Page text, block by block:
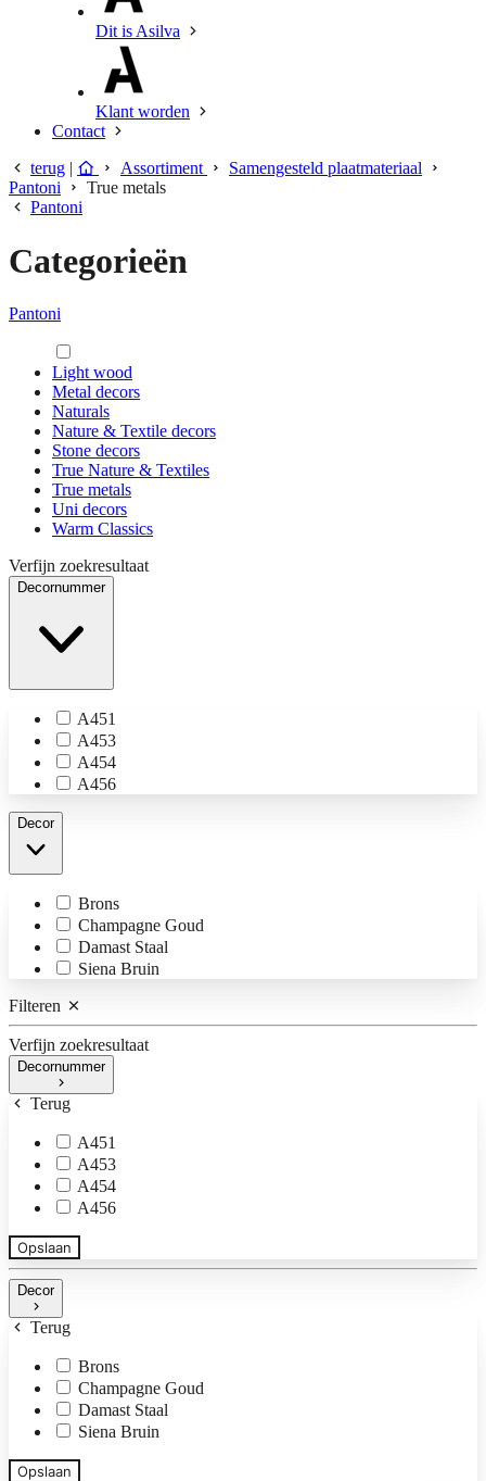
Dit is Asilva
Klant worden
Contact
terug | Assortiment
Samengesteld plaatmateriaal
Pantoni
True metals
Pantoni
Categorieën
Pantoni
Light wood
Metal decors
Naturals
Nature & Textile decors
Stone decors
True Nature & Textiles
True metals
Uni decors
Warm Classics
Verfijn zoekresultaat
Decornummer
A451
A453
A454
A456
Decor
Brons
Champagne Goud
Damast Staal
Siena Bruin
Filteren
Verfijn zoekresultaat
Decornummer
Terug
A451
A453
A454
A456
Opslaan
Decor
Terug
Brons
Champagne Goud
Damast Staal
Siena Bruin
Opslaan